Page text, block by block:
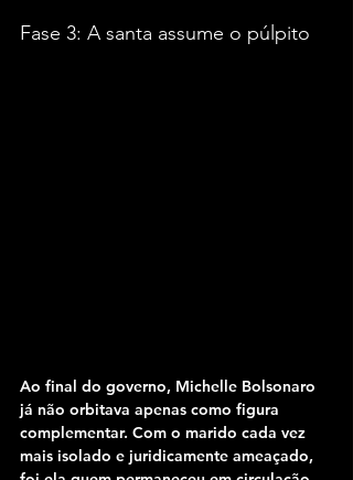
Fase 3: A santa assume o púlpito
Ao final do governo, Michelle Bolsonaro
já não orbitava apenas como figura
complementar. Com o marido cada vez
mais isolado e juridicamente ameaçado,